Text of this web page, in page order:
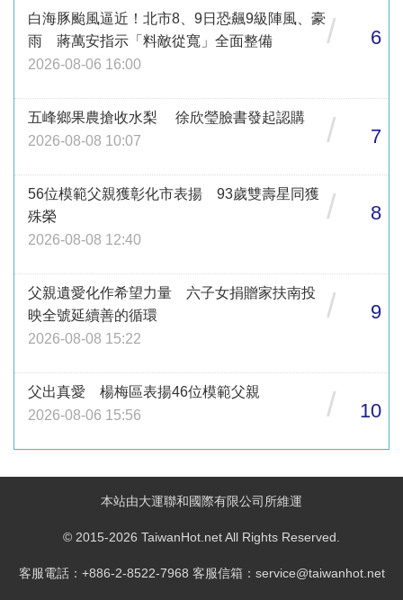
白海豚颱風逼近！北市8、9日恐飆9級陣風、豪
雨 蔣萬安指示「料敵從寬」全面整備
2026-08-06 16:00
/ 6
五峰鄉果農搶收水梨 徐欣瑩臉書發起認購
2026-08-08 10:07
/ 7
56位模範父親獲彰化市表揚 93歲雙壽星同獲
殊榮
2026-08-08 12:40
/ 8
父親遺愛化作希望力量 六子女捐贈家扶南投
映全號延續善的循環
2026-08-08 15:22
/ 9
父出真愛 楊梅區表揚46位模範父親
2026-08-06 15:56
/ 10
本站由大運聯和國際有限公司所維運
© 2015-2026 TaiwanHot.net All Rights Reserved.
客服電話：+886-2-8522-7968 客服信箱：service@taiwanhot.net